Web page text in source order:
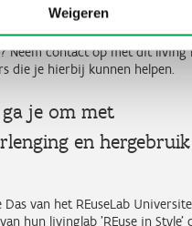
Weigeren
de textielwaardeketen? Heb je
door in te zetten op
Neem contact op met dit living
die je hierbij kunnen helpen.
je om met
en
Das van het REuseLab
hun livinglab 'REuse in Style'